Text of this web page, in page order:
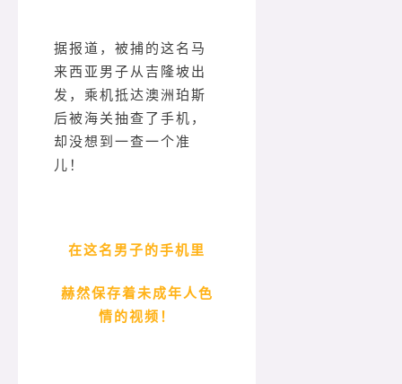
据报道，被捕的这名马
来西亚男子从吉隆坡出
发，乘机抵达澳洲珀斯
后被海关抽查了手机，
却没想到一查一个准
儿！
在这名男子的手机里
赫然保存着未成年人色
情的视频！